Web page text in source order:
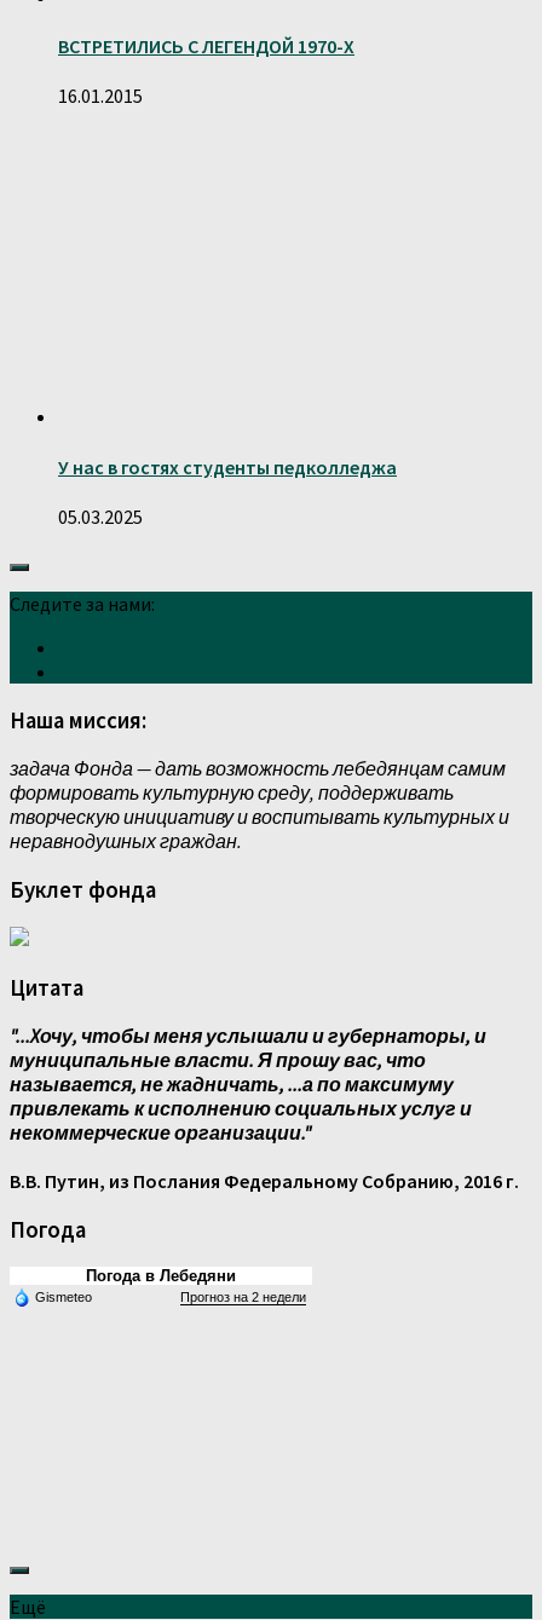
ВСТРЕТИЛИСЬ С ЛЕГЕНДОЙ 1970-Х
16.01.2015
У нас в гостях студенты педколледжа
05.03.2025
Следите за нами:
Наша миссия:
задача Фонда — дать возможность лебедянцам самим
формировать культурную среду, поддерживать
творческую инициативу и воспитывать культурных и
неравнодушных граждан.
Буклет фонда
Цитата
"...Xочу, чтобы меня услышали и губернаторы, и
муниципальные власти. Я прошу вас, что
называется, не жадничать, ...а по максимуму
привлекать к исполнению социальных услуг и
некоммерческие организации."
В.В. Путин, из Послания Федеральному Собранию, 2016 г.
Погода
Погода в Лебедяни
Gismeteo Прогноз на 2 недели
Ещё